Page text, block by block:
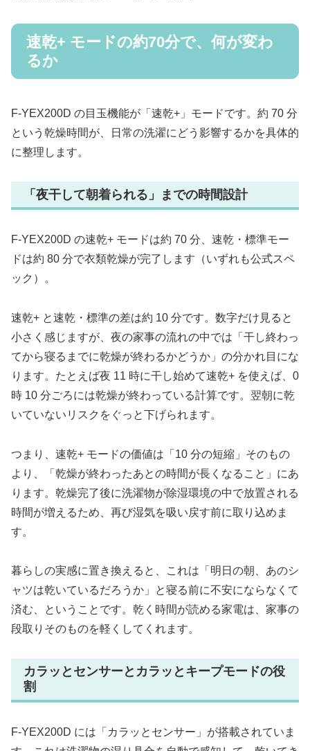
速乾+ モードの約70分で、何が変わ
るか
F-YEX200D の目玉機能が「速乾+」モードです。約 70 分
という乾燥時間が、日常の洗濯にどう影響するかを具体的
に整理します。
「夜干して朝着られる」までの時間設計
F-YEX200D の速乾+ モードは約 70 分、速乾・標準モー
ドは約 80 分で衣類乾燥が完了します（いずれも公式スペ
ック）。
速乾+ と速乾・標準の差は約 10 分です。数字だけ見ると
小さく感じますが、夜の家事の流れの中では「干し終わっ
てから寝るまでに乾燥が終わるかどうか」の分かれ目にな
ります。たとえば夜 11 時に干し始めて速乾+ を使えば、0
時 10 分ごろには乾燥が終わっている計算です。翌朝に乾
いていないリスクをぐっと下げられます。
つまり、速乾+ モードの価値は「10 分の短縮」そのもの
より、「乾燥が終わったあとの時間が長くなること」にあ
ります。乾燥完了後に洗濯物が除湿環境の中で放置される
時間が増えるため、再び湿気を吸い戻す前に取り込めま
す。
暮らしの実感に置き換えると、これは「明日の朝、あのシ
ャツは乾いているだろうか」と寝る前に不安にならなくて
済む、ということです。乾く時間が読める家電は、家事の
段取りそのものを軽くしてくれます。
カラッとセンサーとカラッとキープモードの役
割
F-YEX200D には「カラッとセンサー」が搭載されていま